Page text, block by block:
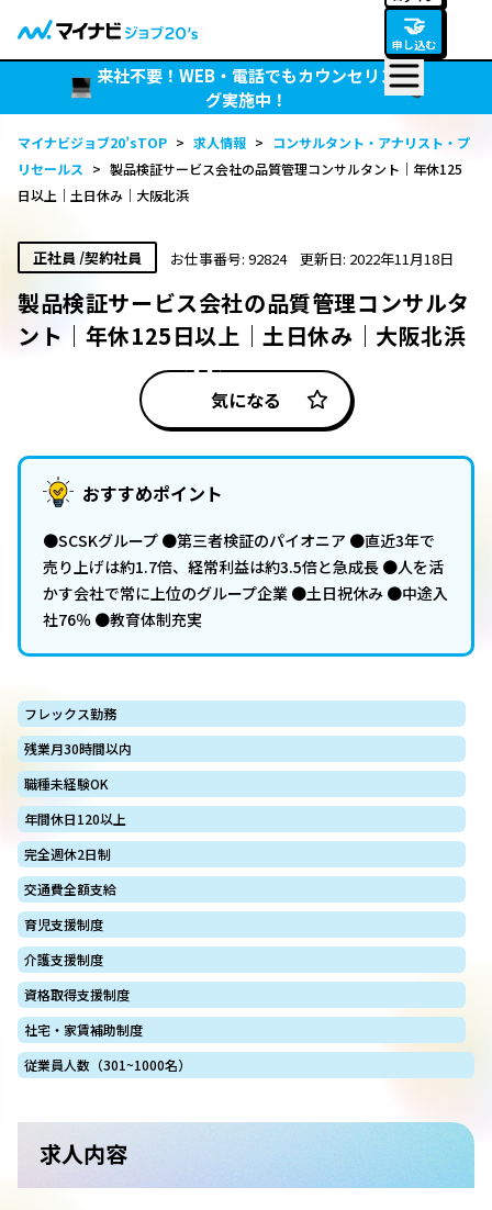
🤝
申し込む
来社不要！WEB・電話でもカウンセリン
グ実施中！
マイナビジョブ20’sTOP > 求人情報 >
コンサルタント・アナリスト・プ
リセールス > 製品検証サービス会社の品質管理コンサルタント｜年休125
日以上｜土日休み｜大阪北浜
正社員 /契約社員 お仕事番号: 92824 更新日: 2022年11月18日
製品検証サービス会社の品質管理コンサルタ
ント｜年休125日以上｜土日休み｜大阪北浜
気になる
おすすめポイント
●SCSKグループ ●第三者検証のパイオニア ●直近3年で
売り上げは約1.7倍、経常利益は約3.5倍と急成長 ●人を活
かす会社で常に上位のグループ企業 ●土日祝休み ●中途入
社76％ ●教育体制充実
フレックス勤務
残業月30時間以内
職種未経験OK
年間休日120以上
完全週休2日制
交通費全額支給
育児支援制度
介護支援制度
資格取得支援制度
社宅・家賃補助制度
従業員人数（301~1000名）
求人内容